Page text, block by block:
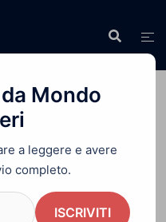
Posta Assicurata:
Mondo
a leggere e avere
completo.
ISCRIVITI